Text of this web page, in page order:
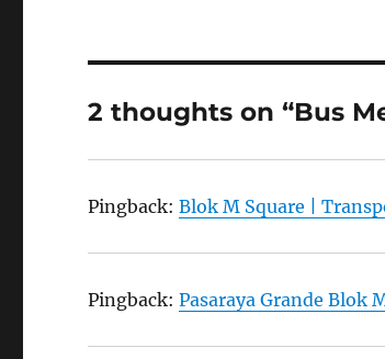
2 thoughts on “Bus
Pingback:Blok M Square |
Pingback:Pasaraya Grande Blok